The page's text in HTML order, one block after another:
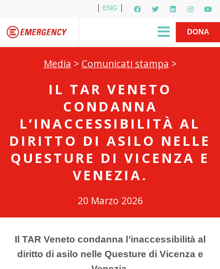
ENG
R1PUD1A
DONA
Media > Comunicati stampa >
IL TAR VENETO
CONDANNA
L’INACCESSIBILITÀ AL
DIRITTO DI ASILO NELLE
QUESTURE DI VICENZA E
VENEZIA.
20 Marzo 2026
Il TAR Veneto condanna l’inaccessibilità al
diritto di asilo nelle Questure di Vicenza e